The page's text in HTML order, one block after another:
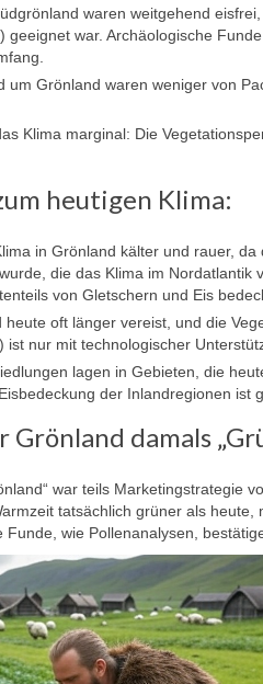
waren weitgehend
geeignet war. Archäologische
um Grönland waren weniger von
Klima marginal: Die
heutigen Klima:
in Grönland kälter und rauer,
die das Klima im
von Gletschern und Eis
heute oft länger vereist, und die
ist nur mit technologischer
lagen in Gebieten, die
der Inlandregionen ist
Grönland damals
war teils Marketingstrategie
tatsächlich grüner als
Funde, wie Pollenanalysen,